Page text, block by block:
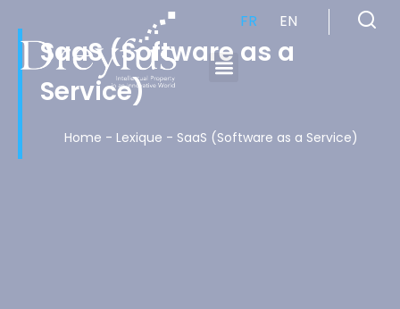
FR EN
SaaS (Software as a
Service)
Home - Lexique - SaaS (Software as a Service)